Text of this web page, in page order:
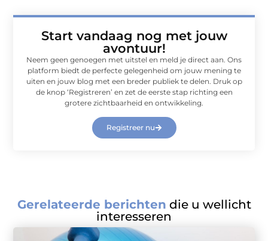
Start vandaag nog met jouw
avontuur!
Neem geen genoegen met uitstel en meld je direct aan. Ons
platform biedt de perfecte gelegenheid om jouw mening te
uiten en jouw blog met een breder publiek te delen. Druk op
de knop ‘Registreren’ en zet de eerste stap richting een
grotere zichtbaarheid en ontwikkeling.
Registreer nu
Gerelateerde berichten die u wellicht
interesseren